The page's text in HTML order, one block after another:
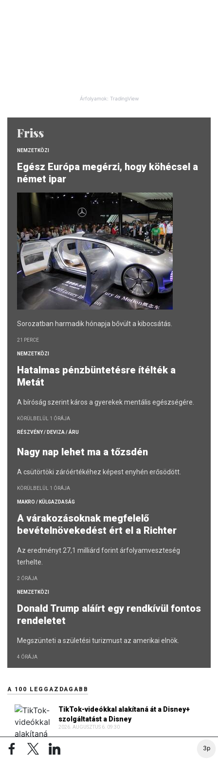
3p
Árfolyamok: TradingView
Friss
NEMZETKÖZI
Egész Európa megérzi, hogy köhécsel a
német ipar
Sorozatban harmadik hónapja bővült a kibocsátás.
21 PERCE
NEMZETKÖZI
Hatalmas pénzbüntetésre ítélték a
Metát
A bíróság szerint káros a gyerekek mentális egészségére.
KÖRÜLBELÜL 1 ÓRÁJA
RÉSZVÉNY / DEVIZA / ÁRU
Nagy nap lehet ma a tőzsdén
A csütörtöki záróértékéhez képest enyhén erősödött.
KÖRÜLBELÜL 1 ÓRÁJA
MAKRO / KÜLGAZDASÁG
A várakozásoknak megfelelő
bevételnövekedést ért el a Richter
Az eredményt 27,1 milliárd forint árfolyamveszteség
terhelte.
2 ÓRÁJA
NEMZETKÖZI
Donald Trump aláírt egy rendkívül fontos
rendeletet
Megszünteti a születési turizmust az amerikai elnök.
4 ÓRÁJA
A 100 LEGGAZDAGABB
TikTok-videókkal alakítaná át a Disney+
szolgáltatást a Disney
2026. AUGUSZTUS 6. 09:30